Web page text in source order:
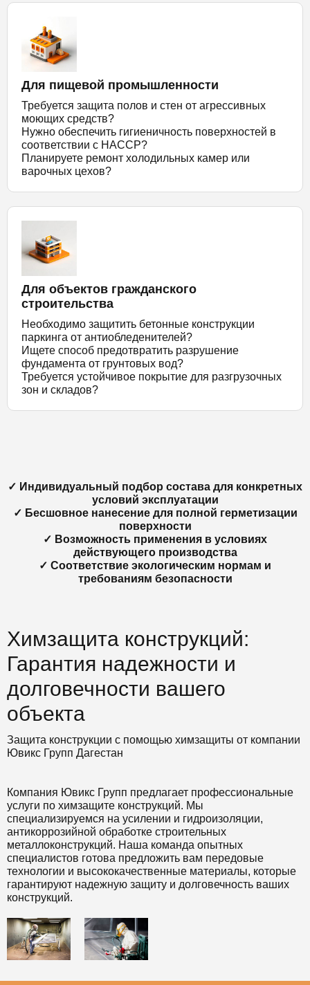
Для пищевой промышленности
Требуется защита полов и стен от агрессивных
моющих средств?
Нужно обеспечить гигиеничность поверхностей в
соответствии с HACCP?
Планируете ремонт холодильных камер или
варочных цехов?
Для объектов гражданского
строительства
Необходимо защитить бетонные конструкции
паркинга от антиобледенителей?
Ищете способ предотвратить разрушение
фундамента от грунтовых вод?
Требуется устойчивое покрытие для разгрузочных
зон и складов?
✓ Индивидуальный подбор состава для конкретных
условий эксплуатации
✓ Бесшовное нанесение для полной герметизации
поверхности
✓ Возможность применения в условиях
действующего производства
✓ Соответствие экологическим нормам и
требованиям безопасности
Химзащита конструкций:
Гарантия надежности и
долговечности вашего
объекта
Защита конструкции с помощью химзащиты от компании
Ювикс Групп Дагестан
Компания Ювикс Групп предлагает профессиональные
услуги по химзащите конструкций. Мы
специализируемся на усилении и гидроизоляции,
антикоррозийной обработке строительных
металлоконструкций. Наша команда опытных
специалистов готова предложить вам передовые
технологии и высококачественные материалы, которые
гарантируют надежную защиту и долговечность ваших
конструкций.